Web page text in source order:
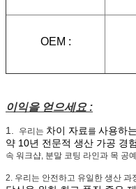
OEM :
이익을 얻으세요 :
1. 우리는 차이 자료 를 사용하
약 10년 전문적 생산 가공 경
속 워크샵, 분말 코팅 라인과 목 공
2. 우리는 안전하고 유일한 생산